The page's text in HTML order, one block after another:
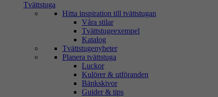
Tvättstuga
Hitta inspiration till tvättstugan
Våra stilar
Tvättstugeexempel
Katalog
Tvättstugenyheter
Planera tvättstuga
Luckor
Kulörer & utföranden
Bänkskivor
Guider & tips